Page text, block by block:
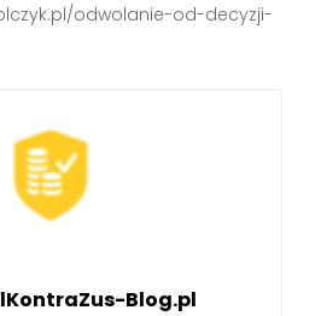
odwolanie-od-decyzji-
Blog.pl